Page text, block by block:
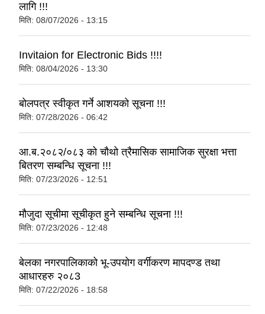
लागि !!!
मिति: 08/07/2026 - 13:15
Invitaion for Electronic Bids !!!!
मिति: 08/04/2026 - 13:30
बोलपत्र स्वीकृत गर्ने आशयको सूचना !!!
मिति: 07/28/2026 - 06:42
आ.ब.२०८२/०८३ को चौथो त्रैमासिक सामाजिक सुरक्षा भत्ता
बितरण सम्बन्धि सूचना !!!
मिति: 07/23/2026 - 12:51
मौजुदा सूचीमा सूचीकृत हुने सम्बन्धि सूचना !!!
मिति: 07/23/2026 - 12:48
बेलका नगरपालिकाको भू-उपयोग वर्गीकरण मापदण्ड तथा
आधारहरु २०८3
मिति: 07/22/2026 - 18:58